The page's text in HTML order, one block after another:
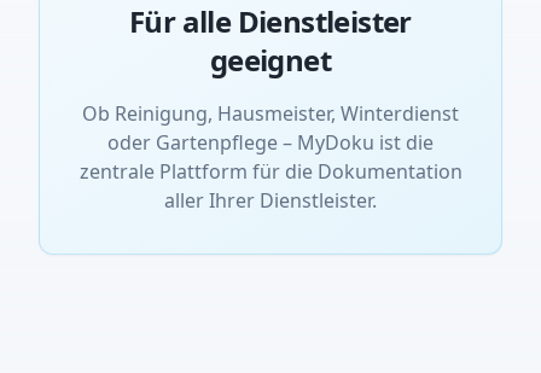
Für alle Dienstleister
geeignet
Ob Reinigung, Hausmeister, Winterdienst
oder Gartenpflege – MyDoku ist die
zentrale Plattform für die Dokumentation
aller Ihrer Dienstleister.